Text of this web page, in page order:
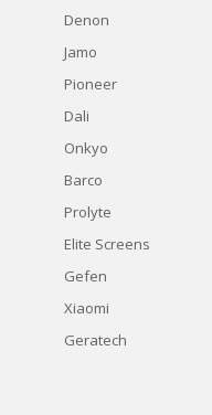
Denon
Jamo
Pioneer
Dali
Onkyo
Barco
Prolyte
Elite Screens
Gefen
Xiaomi
Geratech